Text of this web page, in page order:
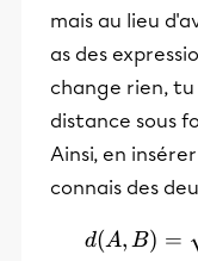
mais au lieu
as des
change rien,
distance sous
Ainsi, en
connais des
d(A, B) =